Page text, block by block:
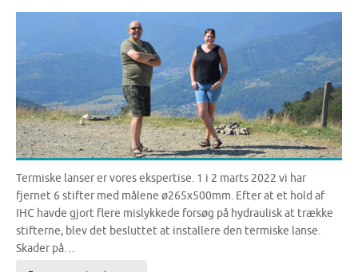
Termiske lanser er vores ekspertise. 1 i 2 marts 2022 vi har
fjernet 6 stifter med målene ø265x500mm. Efter at et hold af
IHC havde gjort flere mislykkede forsøg på hydraulisk at trække
stifterne, blev det besluttet at installere den termiske lanse.
Skader på…